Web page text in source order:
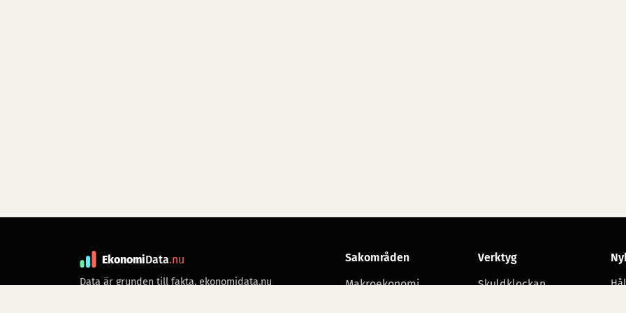
EkonomiData.nu
Data är grunden till fakta. ekonomidata.nu
Sakområden
Makroekonomi
Verktyg
Skuldklockan